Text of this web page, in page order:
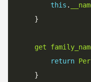
this .
    }
get
return
    }